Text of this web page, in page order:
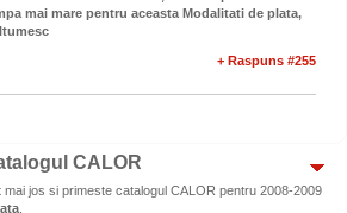
mai mare pentru aceasta Modalitati de plata,
+ Raspuns #255
CALOR
jos si primeste catalogul CALOR pentru 2008-2009